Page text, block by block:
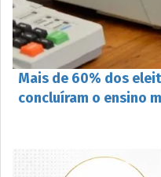
Mais de 60% dos
concluíram o ensino